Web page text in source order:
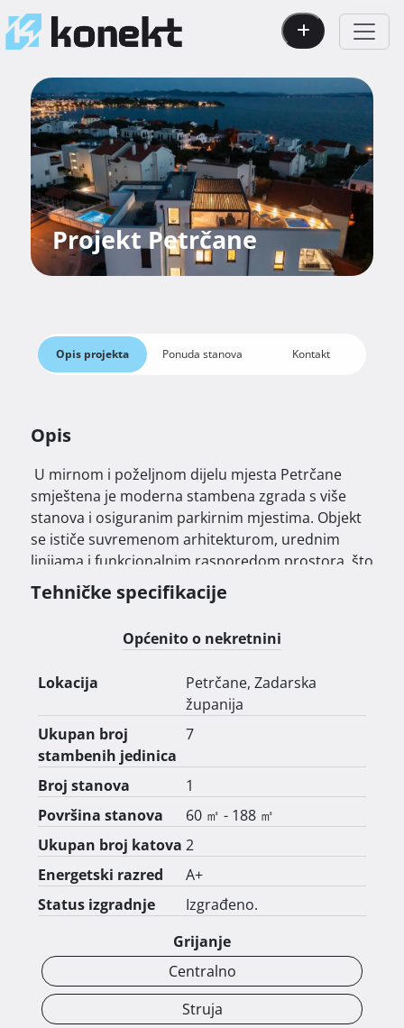
Projekt Petrčane
Opis projekta Ponuda stanova Kontakt
Opis
smještena je moderna stambena zgrada s više
stanova i osiguranim parkirnim mjestima. Objekt
se ističe suvremenom arhitekturom, urednim
linijama i funkcionalnim rasporedom prostora, što
ga čini izvrsnim izborom za svakodnevni život,
odmor ili investiciju.
Stanovi se nalaze na odličnoj lokaciji, još bliže
vrijednost i poseban osjećaj mediteranskog
načina života. U neposrednoj blizini nalaze se
more, šetnice i svi sadržaji potrebni za ugodan
boravak.
Ova nekretnina predstavlja odličan spoj atraktivne
lokacije, moderne gradnje i blizine mora —
idealno za sve koji traže stan za stanovanje,
odmor ili turistički najam.
Tehničke specifikacije
Općenito o nekretnini
Lokacija
Petrčane, Zadarska
županija
Ukupan broj
stambenih jedinica
7
Broj stanova
1
Površina stanova
60 ㎡ - 188 ㎡
Ukupan broj katova 2
Energetski razred
A+
Status izgradnje
Izgrađeno.
Grijanje
Centralno
Struja